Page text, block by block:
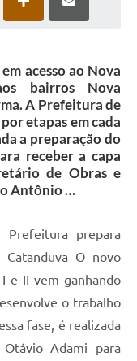
acesso ao Nova
bairros Nova
A Prefeitura de
etapas em cada
a preparação do
receber a capa
de Obras e
Antônio …
prepara
Catanduva O novo
e II vem ganhando
o trabalho
fase, é realizada
Adami para